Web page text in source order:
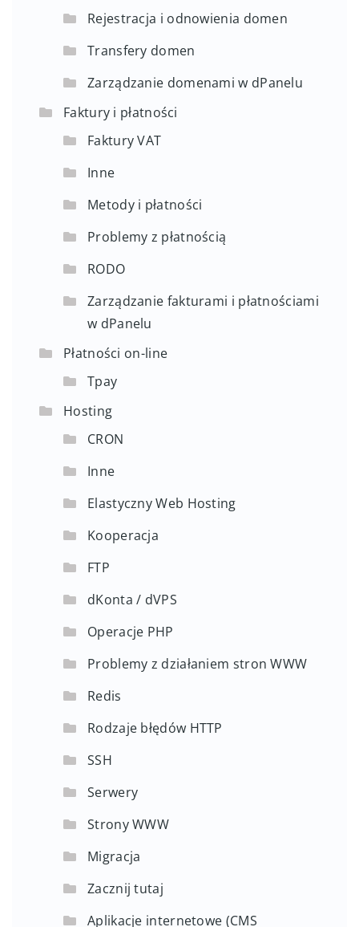
Rejestracja i odnowienia domen
Transfery domen
Zarządzanie domenami w dPanelu
Faktury i płatności
Faktury VAT
Inne
Metody i płatności
Problemy z płatnością
RODO
Zarządzanie fakturami i płatnościami
w dPanelu
Płatności on-line
Tpay
Hosting
CRON
Inne
Elastyczny Web Hosting
Kooperacja
FTP
dKonta / dVPS
Operacje PHP
Problemy z działaniem stron WWW
Redis
Rodzaje błędów HTTP
SSH
Serwery
Strony WWW
Migracja
Zacznij tutaj
Aplikacje internetowe (CMS